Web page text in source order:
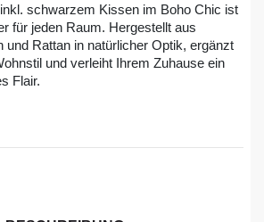
inkl. schwarzem Kissen im Boho Chic ist
für jeden Raum. Hergestellt aus
und Rattan in natürlicher Optik, ergänzt
und verleiht Ihrem Zuhause ein
Flair.